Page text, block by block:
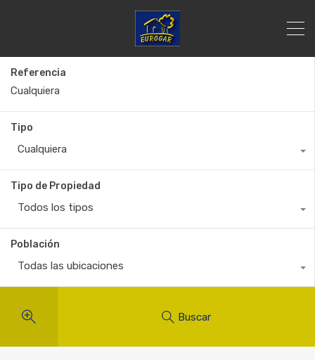
Referencia
Tipo
Cualquiera
Tipo de Propiedad
Todos los tipos
Población
Todas las ubicaciones
Buscar